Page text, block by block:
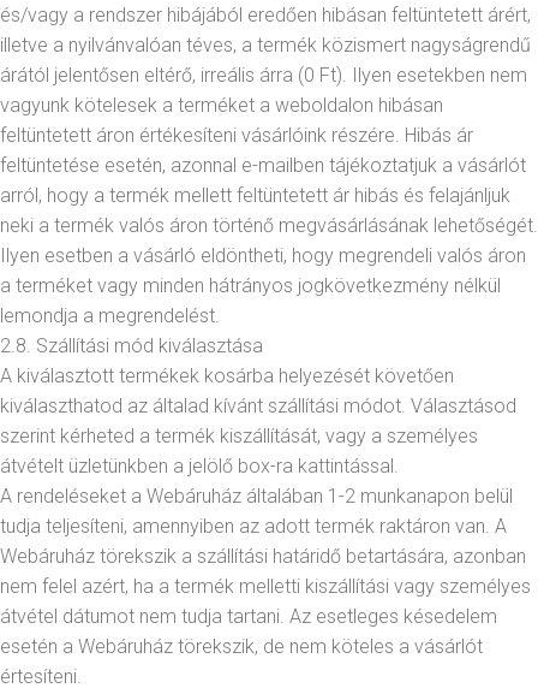
és/vagy a rendszer hibájából eredően hibásan feltüntetett árért,
illetve a nyilvánvalóan téves, a termék közismert nagyságrendű
árától jelentősen eltérő, irreális árra (0 Ft). Ilyen esetekben nem
vagyunk kötelesek a terméket a weboldalon hibásan
feltüntetett áron értékesíteni vásárlóink részére. Hibás ár
feltüntetése esetén, azonnal e-mailben tájékoztatjuk a vásárlót
arról, hogy a termék mellett feltüntetett ár hibás és felajánljuk
neki a termék valós áron történő megvásárlásának lehetőségét.
Ilyen esetben a vásárló eldöntheti, hogy megrendeli valós áron
a terméket vagy minden hátrányos jogkövetkezmény nélkül
lemondja a megrendelést.
2.8. Szállítási mód kiválasztása
A kiválasztott termékek kosárba helyezését követően
kiválaszthatod az általad kívánt szállítási módot. Választásod
szerint kérheted a termék kiszállítását, vagy a személyes
átvételt üzletünkben a jelölő box-ra kattintással.
A rendeléseket a Webáruház általában 1-2 munkanapon belül
tudja teljesíteni, amennyiben az adott termék raktáron van. A
Webáruház törekszik a szállítási határidő betartására, azonban
nem felel azért, ha a termék melletti kiszállítási vagy személyes
átvétel dátumot nem tudja tartani. Az esetleges késedelem
esetén a Webáruház törekszik, de nem köteles a vásárlót
értesíteni.